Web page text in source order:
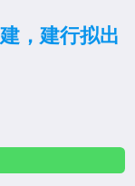
，建行拟出